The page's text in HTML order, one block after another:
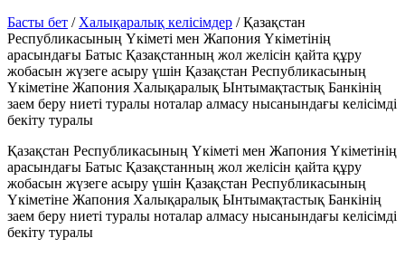
Басты бет / Халықаралық келісімдер /Қазақстан
Республикасының Yкiметi мен Жапония Үкiметiнiң
арасындағы Батыс Қазақстанның жол желiсiн қайта құру
жобасын жүзеге асыру үшiн Қазақстан Республикасының
Үкiметiне Жапония Халықаралық Ынтымақтастық Банкiнiң
заем беру ниетi туралы ноталар алмасу нысанындағы келiсiмдi
бекiту туралы
Қазақстан Республикасының Yкiметi мен Жапония Үкiметiнiң
арасындағы Батыс Қазақстанның жол желiсiн қайта құру
жобасын жүзеге асыру үшiн Қазақстан Республикасының
Үкiметiне Жапония Халықаралық Ынтымақтастық Банкiнiң
заем беру ниетi туралы ноталар алмасу нысанындағы келiсiмдi
бекiту туралы